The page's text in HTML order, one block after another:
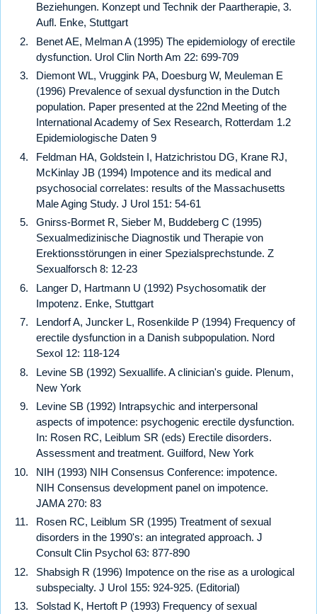
Beziehungen. Konzept und Technik der Paartherapie, 3.
Aufl. Enke, Stuttgart
Benet AE, Melman A (1995) The epidemiology of erectile
dysfunction. Urol Clin North Am 22: 699-709
Diemont WL, Vruggink PA, Doesburg W, Meuleman E
(1996) Prevalence of sexual dysfunction in the Dutch
population. Paper presented at the 22nd Meeting of the
International Academy of Sex Research, Rotterdam 1.2
Epidemiologische Daten 9
Feldman HA, Goldstein I, Hatzichristou DG, Krane RJ,
McKinlay JB (1994) Impotence and its medical and
psychosocial correlates: results of the Massachusetts
Male Aging Study. J Urol 151: 54-61
Gnirss-Bormet R, Sieber M, Buddeberg C (1995)
Sexualmedizinische Diagnostik und Therapie von
Erektionsstörungen in einer Spezialsprechstunde. Z
Sexualforsch 8: 12-23
Langer D, Hartmann U (1992) Psychosomatik der
Impotenz. Enke, Stuttgart
Lendorf A, Juncker L, Rosenkilde P (1994) Frequency of
erectile dysfunction in a Danish subpopulation. Nord
SexoI 12: 118-124
Levine SB (1992) Sexuallife. A clinician's guide. Plenum,
New York
Levine SB (1992) Intrapsychic and interpersonal
aspects of impotence: psychogenic erectile dysfunction.
In: Rosen RC, Leiblum SR (eds) Erectile disorders.
Assessment and treatment. Guilford, New York
NIH (1993) NIH Consensus Conference: impotence.
NIH Consensus development panel on impotence.
JAMA 270: 83
Rosen RC, Leiblum SR (1995) Treatment of sexual
disorders in the 1990's: an integrated approach. J
Consult Clin Psychol 63: 877-890
Shabsigh R (1996) Impotence on the rise as a urological
subspecialty. J UroI 155: 924-925. (Editorial)
Solstad K, Hertoft P (1993) Frequency of sexual